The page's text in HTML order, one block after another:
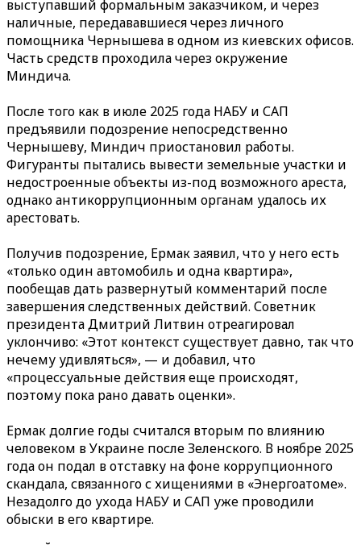
выступавший формальным заказчиком, и через
наличные, передававшиеся через личного
помощника Чернышева в одном из киевских офисов.
Часть средств проходила через окружение
Миндича.
После того как в июле 2025 года НАБУ и САП
предъявили подозрение непосредственно
Чернышеву, Миндич приостановил работы.
Фигуранты пытались вывести земельные участки и
недостроенные объекты из-под возможного ареста,
однако антикоррупционным органам удалось их
арестовать.
Получив подозрение, Ермак заявил, что у него есть
«только один автомобиль и одна квартира»,
пообещав дать развернутый комментарий после
завершения следственных действий. Советник
президента Дмитрий Литвин отреагировал
уклончиво: «Этот контекст существует давно, так что
нечему удивляться», — и добавил, что
«процессуальные действия еще происходят,
поэтому пока рано давать оценки».
Ермак долгие годы считался вторым по влиянию
человеком в Украине после Зеленского. В ноябре 2025
года он подал в отставку на фоне коррупционного
скандала, связанного с хищениями в «Энергоатоме».
Незадолго до ухода НАБУ и САП уже проводили
обыски в его квартире.